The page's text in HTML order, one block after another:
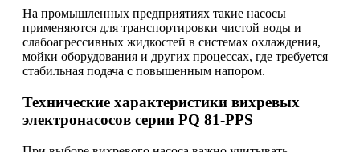
На промышленных предприятиях такие насосы
применяются для транспортировки чистой воды и
слабоагрессивных жидкостей в системах охлаждения,
мойки оборудования и других процессах, где требуется
стабильная подача с повышенным напором.
Технические характеристики вихревых
электронасосов серии PQ 81-PPS